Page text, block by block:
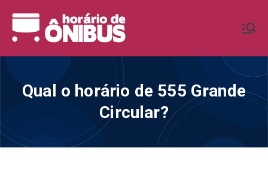
para
Ônibus BR
Horários de Ônibus de todo o
Qual o horário de 555 Grande
Circular?